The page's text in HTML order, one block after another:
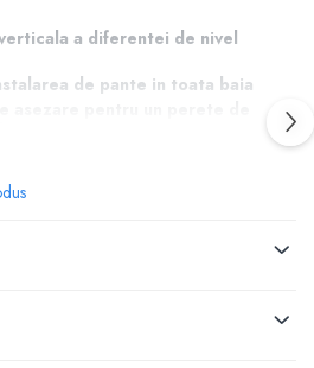
a diferentei de nivel
de pante in toata baia
maxim 12mm
prin taierea profilului
2%